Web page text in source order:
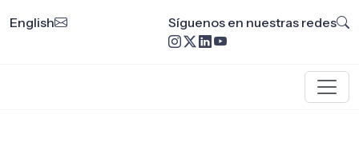
English Síguenos en nuestras redes